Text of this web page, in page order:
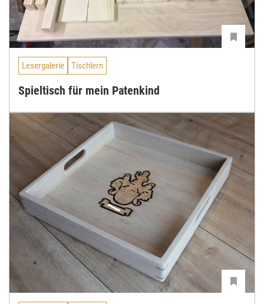
Lesergalerie Tischlern
Spieltisch für mein Patenkind